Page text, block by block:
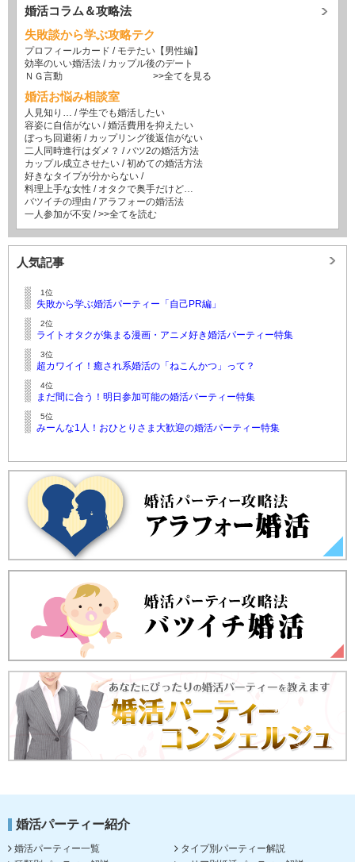
婚活コラム＆攻略法
失敗談から学ぶ攻略テク
プロフィールカード / モテたい【男性編】
効率のいい婚活法 / カップル後のデート
ＮＧ言動
>>全てを見る
婚活お悩み相談室
人見知り… /学生でも婚活したい
容姿に自信がない /婚活費用を抑えたい
ぼっち回避術 / カップリング後返信がない
二人同時進行はダメ？ /バツ2の婚活方法
カップル成立させたい /初めての婚活方法
好きなタイプが分からない /
料理上手な女性 / オタクで奥手だけど…
バツイチの理由 / アラフォーの婚活法
一人参加が不安 />>全てを読む
人気記事
1位
失敗から学ぶ婚活パーティー「自己PR編」
2位
ライトオタクが集まる漫画・アニメ好き婚活パーティー特集
3位
超カワイイ！癒され系婚活の「ねこんかつ」って？
4位
まだ間に合う！明日参加可能の婚活パーティー特集
5位
みーんな1人！おひとりさま大歓迎の婚活パーティー特集
婚活パーティー紹介
婚活パーティー一覧
タイプ別パーティー解説